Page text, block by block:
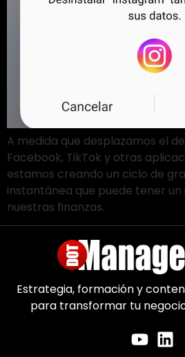
A medida que desplazamos el
Facebook, TikTok y otras
estamos creando un ciclo de
instantánea que puede tener
nuestras finanzas.
Estrategia, formación y
para transformar tu